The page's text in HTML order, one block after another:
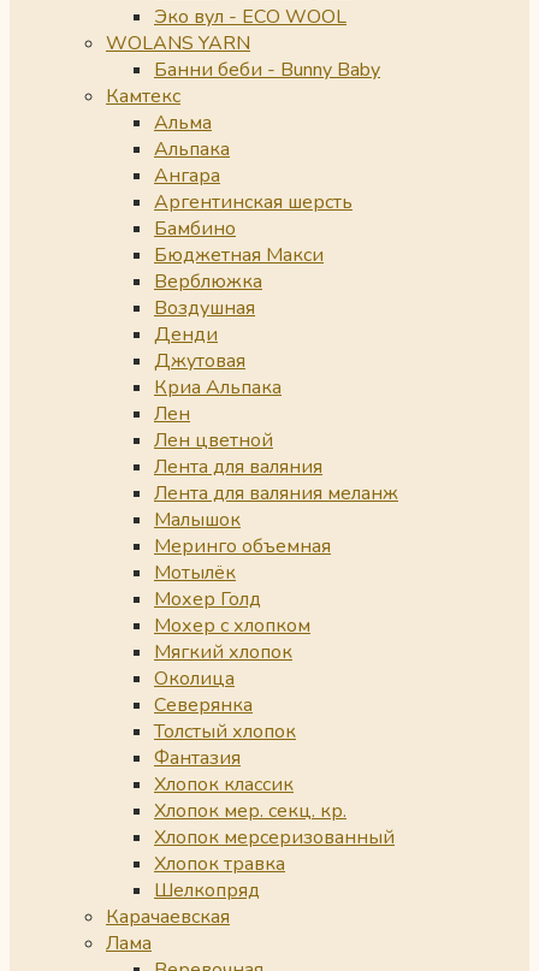
Эко вул - ECO WOOL
WOLANS YARN
Банни беби - Bunny Baby
Камтекс
Альма
Альпака
Ангара
Аргентинская шерсть
Бамбино
Бюджетная Макси
Верблюжка
Воздушная
Денди
Джутовая
Криа Альпака
Лен
Лен цветной
Лента для валяния
Лента для валяния меланж
Малышок
Меринго объемная
Мотылёк
Мохер Голд
Мохер с хлопком
Мягкий хлопок
Околица
Северянка
Толстый хлопок
Фантазия
Хлопок классик
Хлопок мер. секц. кр.
Хлопок мерсеризованный
Хлопок травка
Шелкопряд
Карачаевская
Лама